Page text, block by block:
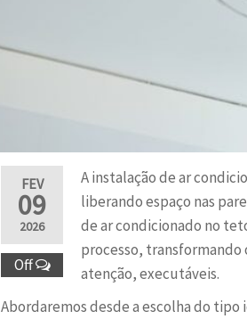
FEV
09
2026
Off
A instalação de ar
liberando espaço nas
de ar condicionado no
processo, transformando
atenção, executáveis.
Abordaremos desde a escolha do